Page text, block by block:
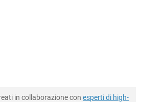
in collaborazione con esperti di high-